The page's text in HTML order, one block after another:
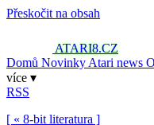
Přeskočit na obsah
ATARI8.CZ
Domů Novinky Atari news
více ▾
RSS
[ « 8-bit literatura ]